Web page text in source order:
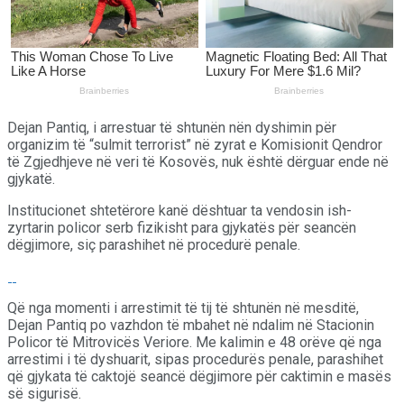
Dejan Pantiq, i arrestuar të shtunën nën dyshimin për
organizim të “sulmit terrorist” në zyrat e Komisionit Qendror
të Zgjedhjeve në veri të Kosovës, nuk është dërguar ende në
gjykatë.
Institucionet shtetërore kanë dështuar ta vendosin ish-
zyrtarin policor serb fizikisht para gjykatës për seancën
dëgjimore, siç parashihet në procedurë penale.
Që nga momenti i arrestimit të tij të shtunën në mesditë,
Dejan Pantiq po vazhdon të mbahet në ndalim në Stacionin
Policor të Mitrovicës Veriore. Me kalimin e 48 orëve që nga
arrestimi i të dyshuarit, sipas procedurës penale, parashihet
që gjykata të caktojë seancë dëgjimore për caktimin e masës
së sigurisë.